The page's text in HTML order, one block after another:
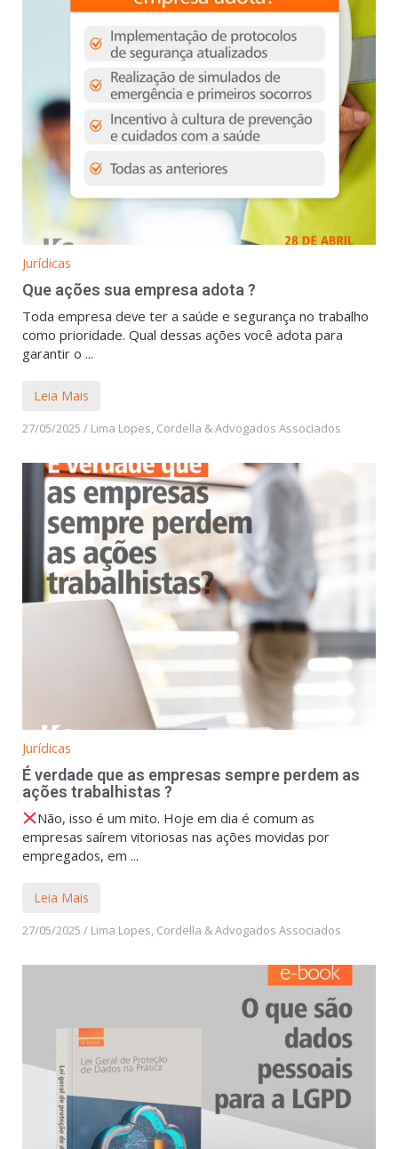
Jurídicas
Que ações sua empresa adota ?
Toda empresa deve ter a saúde e segurança no trabalho
como prioridade. Qual dessas ações você adota para
garantir o ...
Leia Mais
27/05/2025 / Lima Lopes, Cordella & Advogados Associados
Jurídicas
É verdade que as empresas sempre perdem as
ações trabalhistas ?
Não, isso é um mito. Hoje em dia é comum as
empresas saírem vitoriosas nas ações movidas por
empregados, em ...
Leia Mais
27/05/2025 / Lima Lopes, Cordella & Advogados Associados